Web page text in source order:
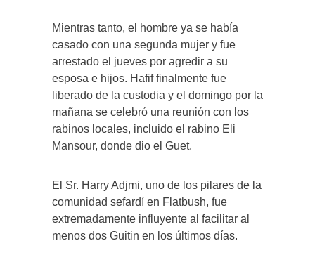
Mientras tanto, el hombre ya se había
casado con una segunda mujer y fue
arrestado el jueves por agredir a su
esposa e hijos. Hafif finalmente fue
liberado de la custodia y el domingo por la
mañana se celebró una reunión con los
rabinos locales, incluido el rabino Eli
Mansour, donde dio el Guet.
El Sr. Harry Adjmi, uno de los pilares de la
comunidad sefardí en Flatbush, fue
extremadamente influyente al facilitar al
menos dos Guitin en los últimos días.